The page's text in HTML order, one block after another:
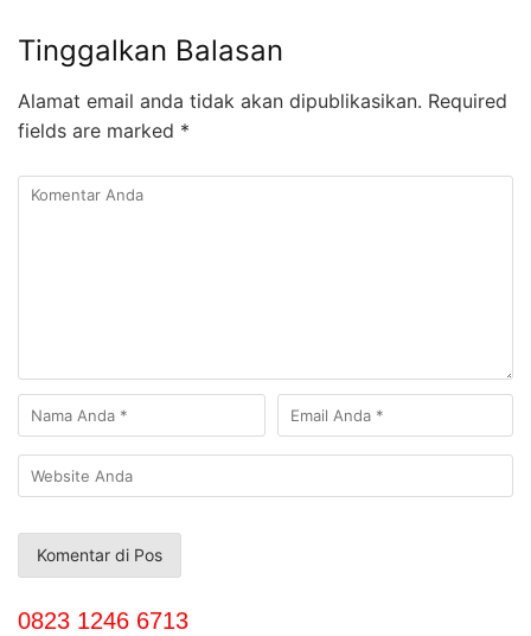
Tinggalkan Balasan
Alamat email anda tidak akan dipublikasikan. Required
fields are marked *
0823 1246 6713